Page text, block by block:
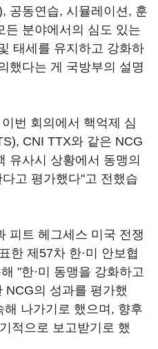
공동연습, 시뮬레이션, 훈
든 분야에서의 심도 있는
태세를 유지하고 강화하
했다는 게 국방부의 설명
번 회의에서 핵억제 심
CNI TTX와 같은 NCG
유사시 상황에서 동맹의
고 평가했다"고 전했습
피트 헤그세스 미국 전쟁
한 제57차 한·미 안보협
"한·미 동맹을 강화하고
NCG의 성과를 평가했
나가기로 했으며, 향후
적으로 보고받기로 했